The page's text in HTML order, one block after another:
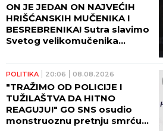
ON JE JEDAN ON NAJVEĆIH
HRIŠĆANSKIH MUČENIKA I
BESREBRENIKA! Sutra slavimo
Svetog velikomučenika
POLITIKA 20:06 08.08.2026
"TRAŽIMO OD POLICIJE I
TUŽILAŠTVA DA HITNO
REAGUJU!" GO SNS osudio
monstruoznu pretnju smrću